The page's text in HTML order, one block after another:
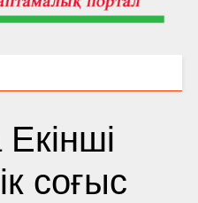
соғыс